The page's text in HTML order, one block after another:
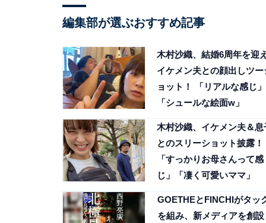
編集部が選ぶおすすめ記事
木村沙織、結婚6周年を迎え
イケメン夫との顔出しツー
ョット！ 「リアルな感じ」
「シュールな絵面w」
木村沙織、イケメン夫＆息
とのスリーショット披露！
「すっかりお母さんって感
じ」「凄く可愛いママ」
GOETHEとFINCHIがタッ
を組み、新メディアを創設